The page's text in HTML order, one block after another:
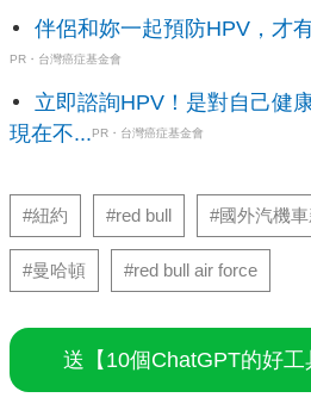
伴侶和妳一起預防HPV，才
PR・台灣癌症基金會
立即諮詢HPV！是對自己健
現在不...PR・台灣癌症基金會
#紐約 #red bull #國外汽機車
#曼哈頓 #red bull air force
送【10個ChatGPT的好工